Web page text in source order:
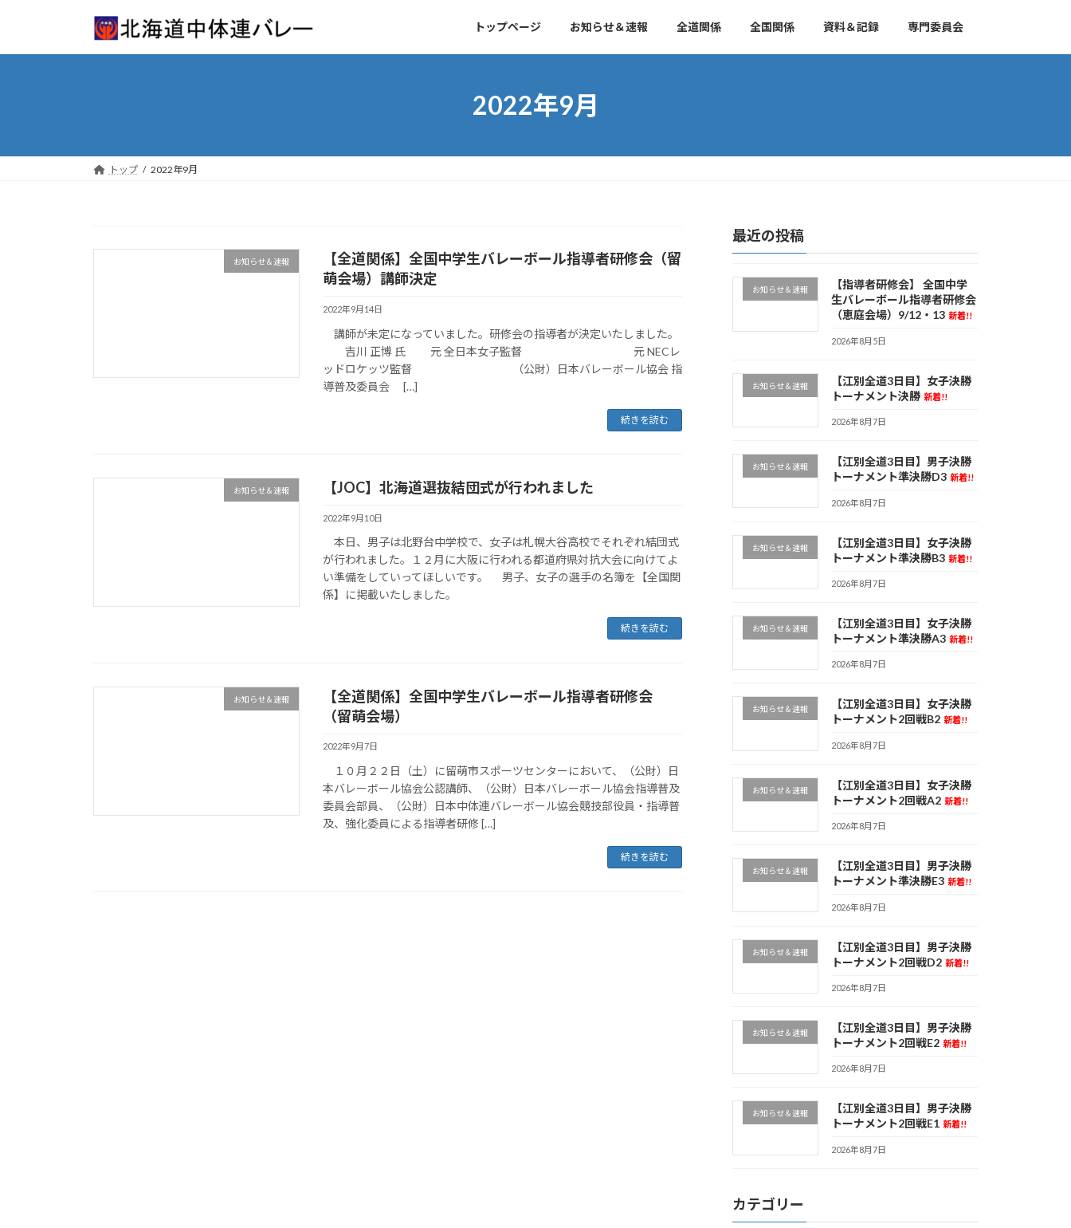
トップページ お知らせ＆速報 全道関係 全国関係 資料＆記録 専門委員会
2022年9月
トップ 2022年9月
お知らせ＆速報
【全道関係】全国中学生バレーボール指導者研修会（留
萌会場）講師決定
2022年9月14日
講師が未定になっていました。研修会の指導者が決定いたしました。
吉川 正博 氏 元 全日本女子監督 元 NECレ
ッドロケッツ監督 （公財）日本バレーボール協会 指
導普及委員会 […]
続きを読む
お知らせ＆速報 【JOC】北海道選抜結団式が行われました
2022年9月10日
本日、男子は北野台中学校で、女子は札幌大谷高校でそれぞれ結団式
が行われました。１２月に大阪に行われる都道府県対抗大会に向けてよ
い準備をしていってほしいです。 男子、女子の選手の名簿を【全国関
係】に掲載いたしました。
続きを読む
お知らせ＆速報
【全道関係】全国中学生バレーボール指導者研修会
（留萌会場）
2022年9月7日
１０月２２日（土）に留萌市スポーツセンターにおいて、（公財）日
本バレーボール協会公認講師、（公財）日本バレーボール協会指導普及
委員会部員、（公財）日本中体連バレーボール協会競技部役員・指導普
及、強化委員による指導者研修 […]
続きを読む
最近の投稿
お知らせ＆速報
【指導者研修会】 全国中学
生バレーボール指導者研修会
（恵庭会場）9/12・13 新着!!
2026年8月5日
お知らせ＆速報
【江別全道3日目】女子決勝
トーナメント決勝 新着!!
2026年8月7日
お知らせ＆速報
【江別全道3日目】男子決勝
トーナメント準決勝D3 新着!!
2026年8月7日
お知らせ＆速報
【江別全道3日目】女子決勝
トーナメント準決勝B3 新着!!
2026年8月7日
お知らせ＆速報
【江別全道3日目】女子決勝
トーナメント準決勝A3 新着!!
2026年8月7日
お知らせ＆速報
【江別全道3日目】女子決勝
トーナメント2回戦B2 新着!!
2026年8月7日
お知らせ＆速報
【江別全道3日目】女子決勝
トーナメント2回戦A2 新着!!
2026年8月7日
お知らせ＆速報
【江別全道3日目】男子決勝
トーナメント準決勝E3 新着!!
2026年8月7日
お知らせ＆速報
【江別全道3日目】男子決勝
トーナメント2回戦D2 新着!!
2026年8月7日
お知らせ＆速報
【江別全道3日目】男子決勝
トーナメント2回戦E2 新着!!
2026年8月7日
お知らせ＆速報
【江別全道3日目】男子決勝
トーナメント2回戦E1 新着!!
2026年8月7日
カテゴリー